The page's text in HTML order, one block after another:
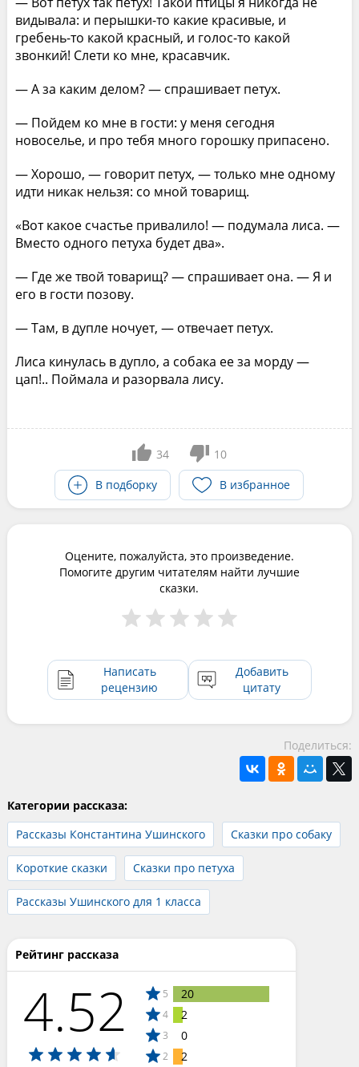
видывала: и перышки-то какие красивые, и
гребень-то какой красный, и голос-то какой
звонкий! Слети ко мне, красавчик.
— А за каким делом? — спрашивает петух.
— Пойдем ко мне в гости: у меня сегодня
новоселье, и про тебя много горошку припасено.
— Хорошо, — говорит петух, — только мне одному
идти никак нельзя: со мной товарищ.
«Вот какое счастье привалило! — подумала лиса. —
Вместо одного петуха будет два».
— Где же твой товарищ? — спрашивает она. — Я и
его в гости позову.
— Там, в дупле ночует, — отвечает петух.
Лиса кинулась в дупло, а собака ее за морду —
цап!.. Поймала и разорвала лису.
34
10
В подборку
В избранное
Оцените, пожалуйста, это произведение.
Помогите другим читателям найти лучшие
сказки.
Написать
рецензию
Добавить
цитату
Поделиться:
Категории рассказа:
Рассказы Константина Ушинского
Сказки про собаку
Короткие сказки Сказки про петуха
Рассказы Ушинского для 1 класса
Рейтинг рассказа
4.52 5 20
4 2
3 0
2 2